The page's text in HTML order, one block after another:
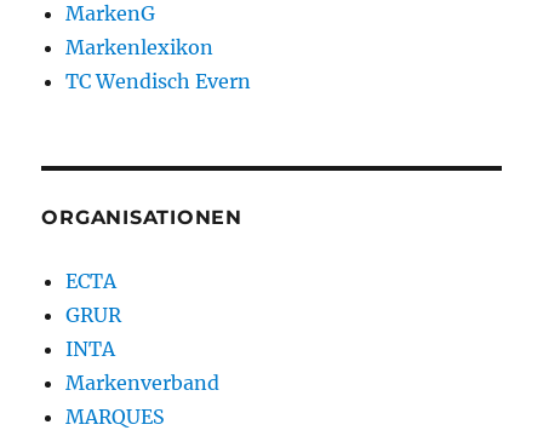
MarkenG
Markenlexikon
TC Wendisch Evern
ORGANISATIONEN
ECTA
GRUR
INTA
Markenverband
MARQUES